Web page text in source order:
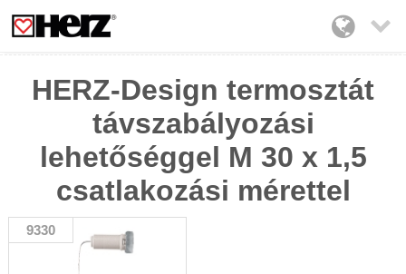

HERZ-Design termosztát
távszabályozási
lehetőséggel M 30 x 1,5
csatlakozási mérettel
9330